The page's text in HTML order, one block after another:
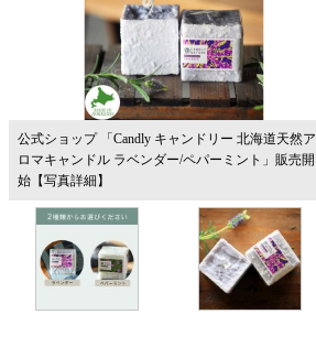
公式ショップ 「Candly キャンドリー 北海道天然ア
ロマキャンドル ラベンダー/ペパーミント」販売開
始 【写真詳細】